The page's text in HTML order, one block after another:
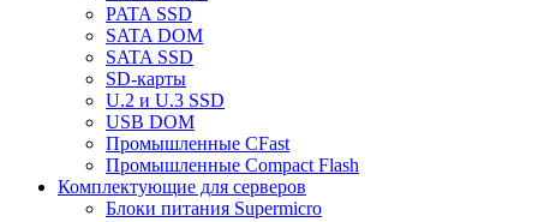
PATA SSD
SATA DOM
SATA SSD
SD-карты
U.2 и U.3 SSD
USB DOM
Промышленные CFast
Промышленные Compact Flash
Комплектующие для серверов
Блоки питания Supermicro